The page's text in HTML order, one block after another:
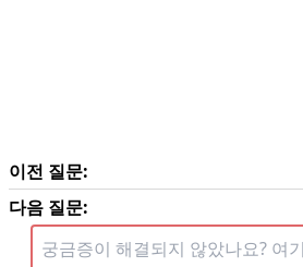
이전 질문:
다음 질문: